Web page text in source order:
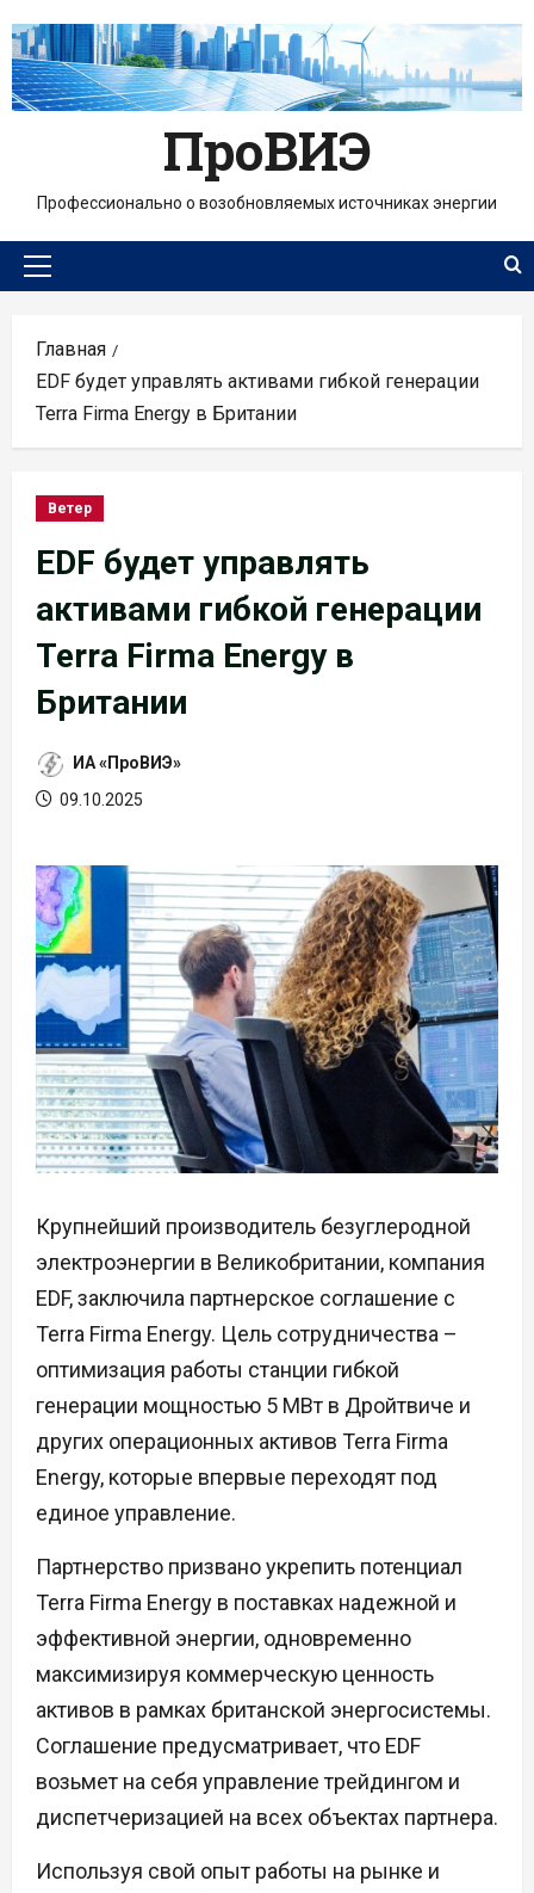
содержимому
ПроВИЭ
Профессионально о возобновляемых источниках энергии
Основное
Главная
EDF будет управлять активами гибкой генерации
Terra Firma Energy в Британии
Ветер
EDF будет управлять
активами гибкой генерации
Terra Firma Energy в
Британии
ИА «ПроВИЭ»
09.10.2025
Крупнейший производитель безуглеродной
электроэнергии в Великобритании, компания
EDF, заключила партнерское соглашение с
Terra Firma Energy. Цель сотрудничества –
оптимизация работы станции гибкой
генерации мощностью 5 МВт в Дройтвиче и
других операционных активов Terra Firma
Energy, которые впервые переходят под
единое управление.
Партнерство призвано укрепить потенциал
Terra Firma Energy в поставках надежной и
эффективной энергии, одновременно
максимизируя коммерческую ценность
активов в рамках британской энергосистемы.
Соглашение предусматривает, что EDF
возьмет на себя управление трейдингом и
диспетчеризацией на всех объектах партнера.
Используя свой опыт работы на рынке и